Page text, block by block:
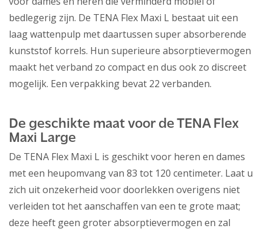
bedlegerig zijn. De TENA Flex Maxi L bestaat uit een
laag wattenpulp met daartussen super absorberende
kunststof korrels. Hun superieure absorptievermogen
maakt het verband zo compact en dus ook zo discreet
mogelijk. Een verpakking bevat 22 verbanden.
De geschikte maat voor de TENA Flex
Maxi Large
De TENA Flex Maxi L is geschikt voor heren en dames
met een heupomvang van 83 tot 120 centimeter. Laat u
zich uit onzekerheid voor doorlekken overigens niet
verleiden tot het aanschaffen van een te grote maat;
deze heeft geen groter absorptievermogen en zal